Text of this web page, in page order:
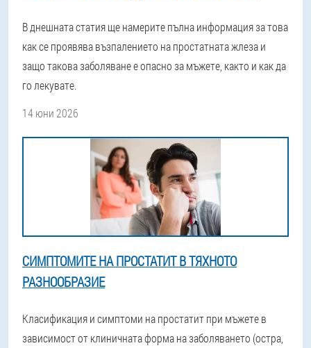
В днешната статия ще намерите пълна информация за това
как се проявява възпалението на простатната жлеза и
защо такова заболяване е опасно за мъжете, както и как да
го лекувате.
14 юни 2026
СИМПТОМИТЕ НА ПРОСТАТИТ В ТЯХНОТО
РАЗНООБРАЗИЕ
Класификация и симптоми на простатит при мъжете в
зависимост от клиничната форма на заболяването (остра,